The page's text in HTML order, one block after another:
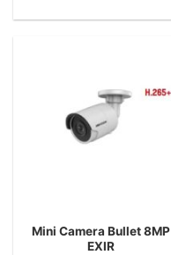
Mini Camera Bullet 8MP
EXIR